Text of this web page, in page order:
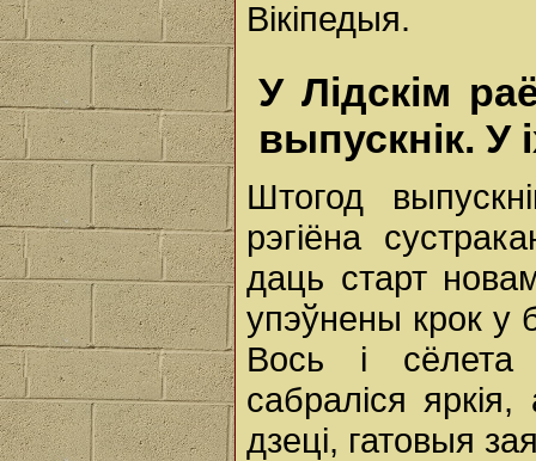
Вікіпедыя.
У Лідскім
выпускнік. У
Штогод
рэгіёна
даць старт
упэўнены крок у
Вось і
сабраліся
дзеці, гатовыя